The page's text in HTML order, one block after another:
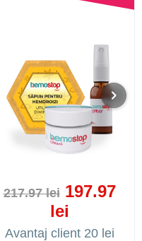
217.97 lei197.97
lei
Avantaj client 20 lei